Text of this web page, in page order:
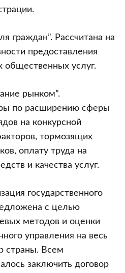
граждан”. Рассчитана на
предоставления
услуг.
рынком”.
по расширению сферы
на конкурсной
тормозящих
оплату труда на
и качества услуг.
государственного
с целью
методов и оценки
управления на весь
страны. Всем
заключить договор